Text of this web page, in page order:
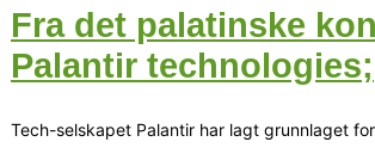
Fra det palatinske
Palantir technologies;
Tech-selskapet Palantir har lagt grunnlaget